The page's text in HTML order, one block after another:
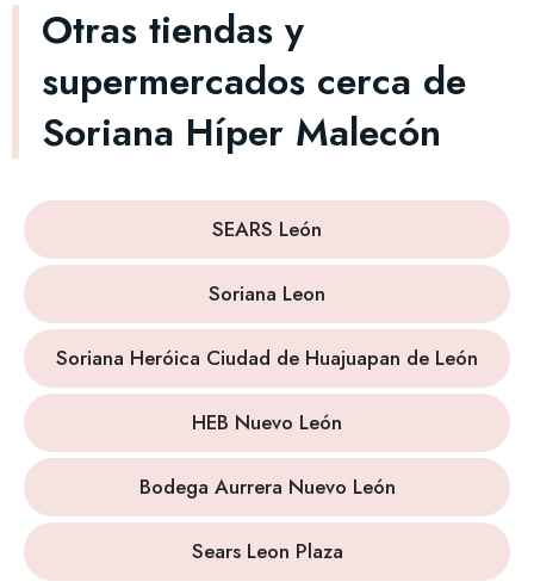
Otras tiendas y
supermercados cerca de
Soriana Híper Malecón
SEARS León
Soriana Leon
Soriana Heróica Ciudad de Huajuapan de León
HEB Nuevo León
Bodega Aurrera Nuevo León
Sears Leon Plaza